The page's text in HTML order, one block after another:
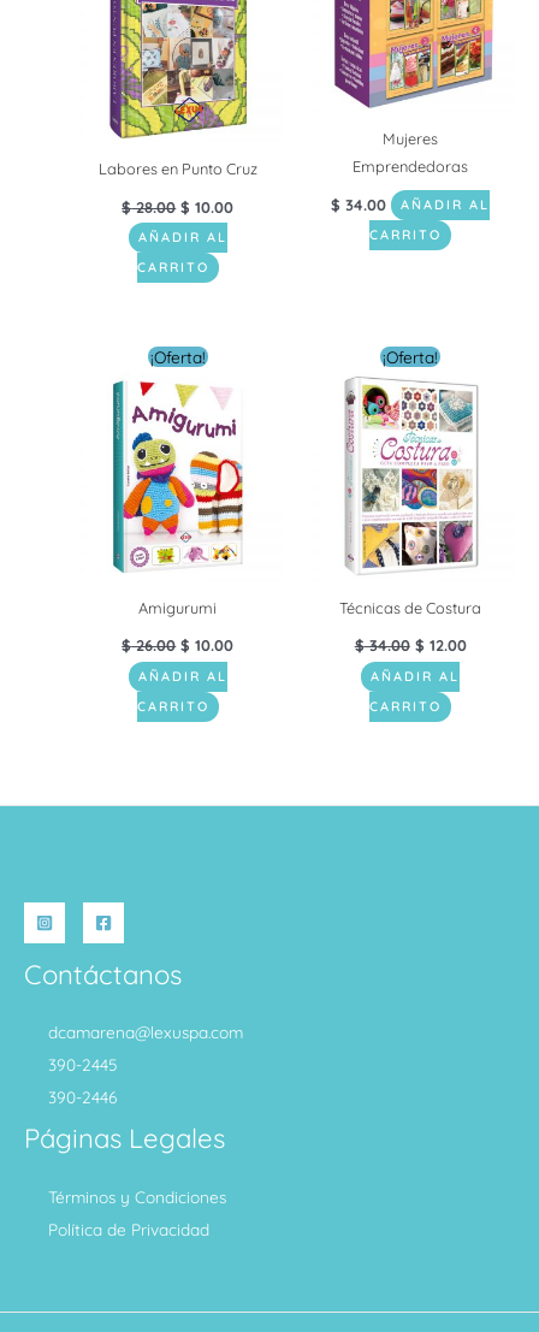
Labores en Punto Cruz
$28.00 $ 10.00
AÑADIR AL
CARRITO
Mujeres
Emprendedoras
$ 34.00
AÑADIR AL
CARRITO
¡Oferta!
Amigurumi
$26.00
El
precio
original
era:
$ 26.00.
$ 10.00
$ 10.00.
AÑADIR AL
CARRITO
¡Oferta!
Técnicas de Costura
$34.00
El
precio
original
era:
$ 34.00.
$ 12.00
actual
es:
$ 12.00.
AÑADIR AL
CARRITO
Contáctanos
dcamarena@lexuspa.com
390-2445
390-2446
Páginas Legales
Términos y Condiciones
Política de Privacidad